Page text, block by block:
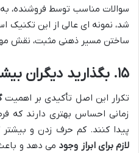
سوالات مناسب توسط فروشنده،
شد، نمونه ای عالی از این تکنیک
ساختن مسیر ذهنی مثبت، نقش
۱۵. بگذارید دیگران بیشتر صحبت کنند.
تکرار این اصل تأکیدی بر اهمیت
زمانی احساس بهتری دارند که
پیدا کنند. کم حرف زدن و
لازم برای ابراز وجود می دهد و